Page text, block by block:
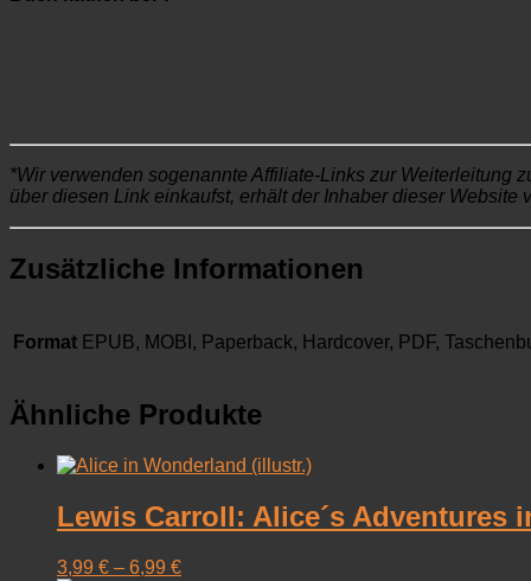
*Wir verwenden sogenannte Affiliate-Links zur Weiterleitung
über diesen Link einkaufst, erhält der Inhaber dieser
Zusätzliche Informationen
Format EPUB, MOBI, Paperback, Hardcover, PDF,
Ähnliche Produkte
Lewis Carroll: Alice´s Adventures
3,99 € – 6,99 €